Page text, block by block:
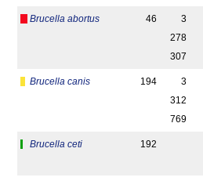
Brucella abortus 46
3
278
307
Brucella canis 194
3
312
769
Brucella ceti 192